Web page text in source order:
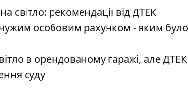
світло: рекомендації від ДТЕК
особовим рахунком - яким було
в орендованому гаражі, але ДТЕК
суду